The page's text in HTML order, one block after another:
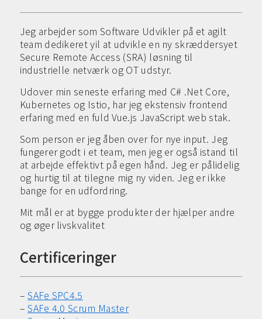
Jeg arbejder som Software Udvikler på et agilt
team dedikeret yil at udvikle en ny skræddersyet
Secure Remote Access (SRA) løsning til
industrielle netværk og OT udstyr.
Udover min seneste erfaring med C# .Net Core,
Kubernetes og Istio, har jeg ekstensiv frontend
erfaring med en fuld Vue.js JavaScript web stak.
Som person er jeg åben over for nye input. Jeg
fungerer godt i et team, men jeg er også istand til
at arbejde effektivt på egen hånd. Jeg er pålidelig
og hurtig til at tilegne mig ny viden. Jeg er ikke
bange for en udfordring.
Mit mål er at bygge produkter der hjælper andre
og øger livskvalitet
Certificeringer
–SAFe SPC4.5
–SAFe 4.0 Scrum Master